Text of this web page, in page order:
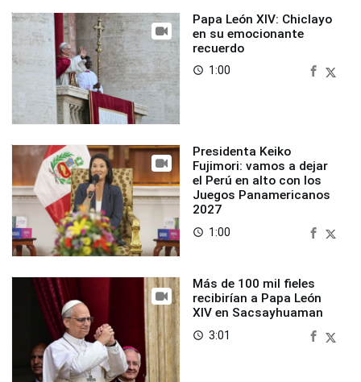
Papa León XIV: Chiclayo
en su emocionante
recuerdo
access_time 1:00
Presidenta Keiko
Fujimori: vamos a dejar
el Perú en alto con los
Juegos Panamericanos
2027
access_time 1:00
Más de 100 mil fieles
recibirían a Papa León
XIV en Sacsayhuaman
access_time 3:01